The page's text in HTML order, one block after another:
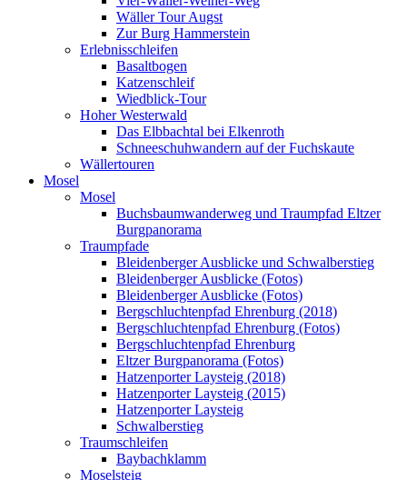
Wäller Tour Augst
Zur Burg Hammerstein
Erlebnisschleifen
Basaltbogen
Katzenschleif
Wiedblick-Tour
Hoher Westerwald
Das Elbbachtal bei Elkenroth
Schneeschuhwandern auf der Fuchskaute
Wällertouren
Mosel
Mosel
Buchsbaumwanderweg und Traumpfad Eltzer
Burgpanorama
Traumpfade
Bleidenberger Ausblicke und Schwalberstieg
Bleidenberger Ausblicke (Fotos)
Bleidenberger Ausblicke (Fotos)
Bergschluchtenpfad Ehrenburg (2018)
Bergschluchtenpfad Ehrenburg (Fotos)
Bergschluchtenpfad Ehrenburg
Eltzer Burgpanorama (Fotos)
Hatzenporter Laysteig (2018)
Hatzenporter Laysteig (2015)
Hatzenporter Laysteig
Schwalberstieg
Traumschleifen
Baybachklamm
Moselsteig